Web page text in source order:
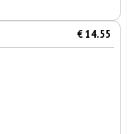
€ 14.55